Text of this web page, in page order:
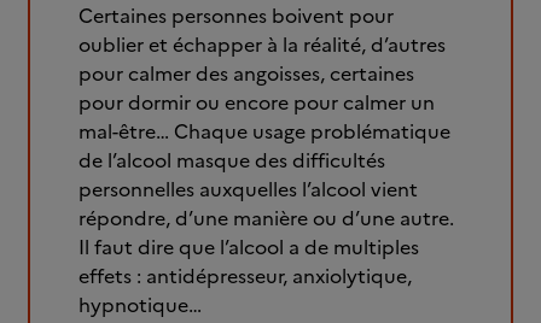
Certaines personnes boivent pour
oublier et échapper à la réalité, d’autres
pour calmer des angoisses, certaines
pour dormir ou encore pour calmer un
mal-être… Chaque usage problématique
de l’alcool masque des difficultés
personnelles auxquelles l’alcool vient
répondre, d’une manière ou d’une autre.
Il faut dire que l’alcool a de multiples
effets : antidépresseur, anxiolytique,
hypnotique…